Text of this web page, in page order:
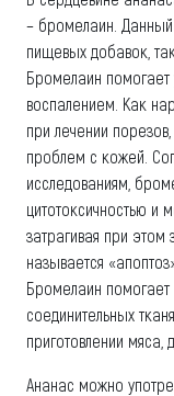
– бромелаин.
пищевых добавок,
Бромелаин помогает
воспалением. Как
при лечении
проблем с кожей.
исследованиям,
цитотоксичностью и
затрагивая при
называется
Бромелаин
соединительных
приготовлении мяса,
Ананас можно